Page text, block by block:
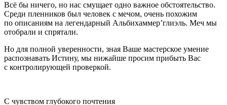
Всё бы ничего, но нас смущает одно важное обстоятельство.
Среди пленников был человек с мечом, очень похожим
по описаниям на легендарный Альбихаммер’глиэль. Меч мы
отобрали и спрятали.
Но для полной уверенности, зная Ваше мастерское умение
распознавать Истину, мы нижайше просим прибыть Вас
с контролирующей проверкой.
С чувством глубокого почтения